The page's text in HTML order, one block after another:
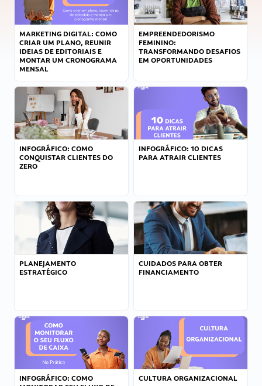
MARKETING DIGITAL: COMO
CRIAR UM PLANO, REUNIR
IDEIAS DE EDITORIAIS E
MONTAR UM CRONOGRAMA
MENSAL
EMPREENDEDORISMO
FEMININO:
TRANSFORMANDO DESAFIOS
EM OPORTUNIDADES
INFOGRÁFICO: COMO
CONQUISTAR CLIENTES DO
ZERO
INFOGRÁFICO: 10 DICAS
PARA ATRAIR CLIENTES
PLANEJAMENTO
ESTRATÉGICO
CUIDADOS PARA OBTER
FINANCIAMENTO
INFOGRÁFICO: COMO
CULTURA ORGANIZACIONAL